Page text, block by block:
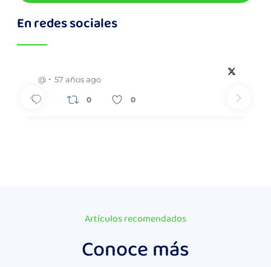
En redes sociales
@ 57 años ago
0 0
Artículos recomendados
Conoce más